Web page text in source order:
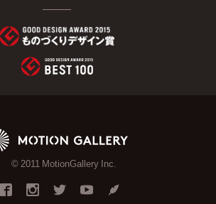
© 2011 MotionGallery Inc.